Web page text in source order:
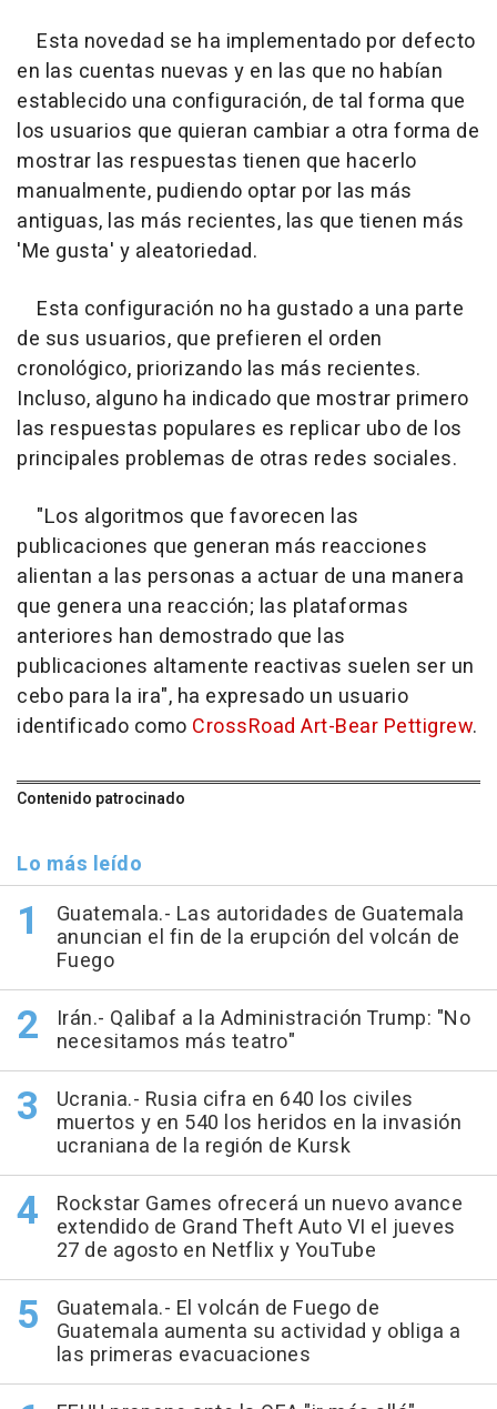
Esta novedad se ha implementado por defecto
en las cuentas nuevas y en las que no habían
establecido una configuración, de tal forma que
los usuarios que quieran cambiar a otra forma de
mostrar las respuestas tienen que hacerlo
manualmente, pudiendo optar por las más
antiguas, las más recientes, las que tienen más
'Me gusta' y aleatoriedad.
Esta configuración no ha gustado a una parte
de sus usuarios, que prefieren el orden
cronológico, priorizando las más recientes.
Incluso, alguno ha indicado que mostrar primero
las respuestas populares es replicar ubo de los
principales problemas de otras redes sociales.
"Los algoritmos que favorecen las
publicaciones que generan más reacciones
alientan a las personas a actuar de una manera
que genera una reacción; las plataformas
anteriores han demostrado que las
publicaciones altamente reactivas suelen ser un
cebo para la ira", ha expresado un usuario
identificado como CrossRoad Art-Bear Pettigrew.
Contenido patrocinado
Lo más leído
Guatemala.- Las autoridades de Guatemala
anuncian el fin de la erupción del volcán de
Fuego
Irán.- Qalibaf a la Administración Trump: "No
necesitamos más teatro"
Ucrania.- Rusia cifra en 640 los civiles
muertos y en 540 los heridos en la invasión
ucraniana de la región de Kursk
Rockstar Games ofrecerá un nuevo avance
extendido de Grand Theft Auto VI el jueves
27 de agosto en Netflix y YouTube
Guatemala.- El volcán de Fuego de
Guatemala aumenta su actividad y obliga a
las primeras evacuaciones